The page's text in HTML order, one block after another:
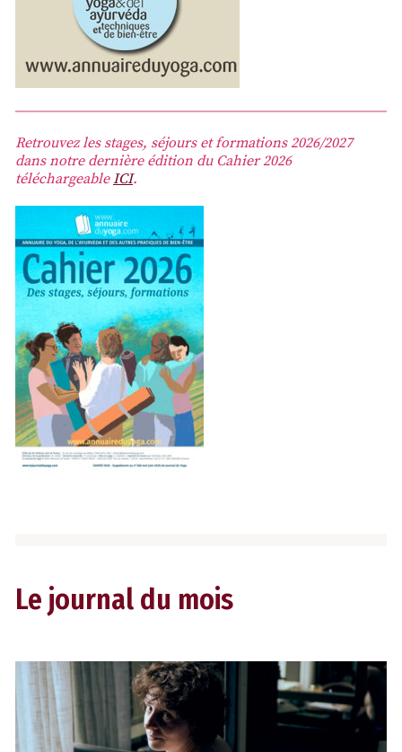
Retrouvez les stages, séjours et formations 2026/2027
dans notre dernière édition du Cahier 2026
téléchargeableICI.
Le journal du mois